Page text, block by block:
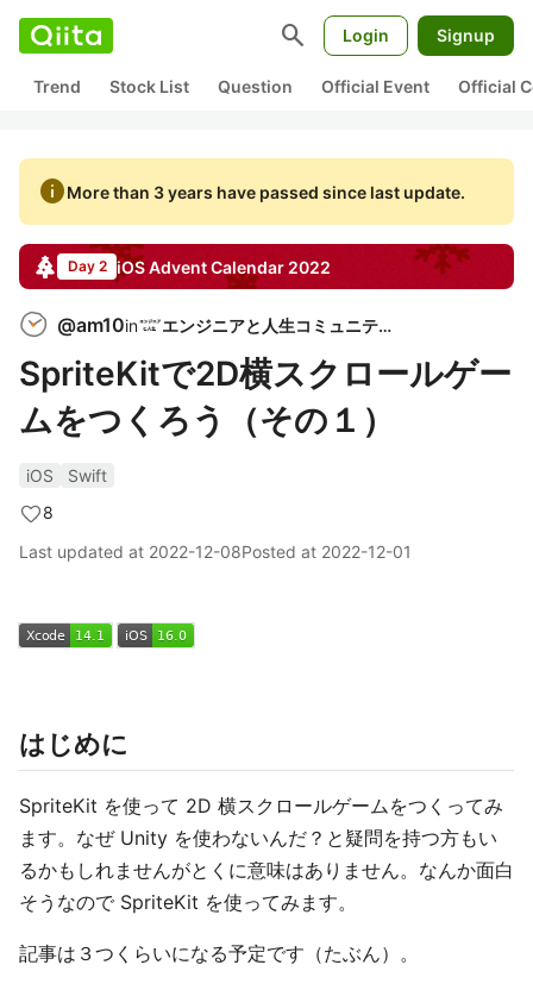
search Login Signup
Trend Stock List Question Official Event Official
infoMore than 3 years have passed since last update.
Day 2 iOSAdvent Calendar 2022
@am10in エンジニアと人生コミュニティ
SpriteKitで2D横スクロールゲー
ムをつくろう（その１）
iOS
Swift
8
Last updated at 2022-12-08Posted at 2022-12-01
はじめに
SpriteKit を使って 2D 横スクロールゲームをつくってみ
ます。なぜ Unity を使わないんだ？と疑問を持つ方もい
るかもしれませんがとくに意味はありません。なんか面白
そうなので SpriteKit を使ってみます。
記事は３つくらいになる予定です（たぶん）。